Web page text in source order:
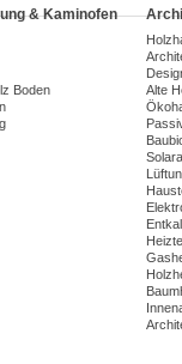
& Kaminofen
Boden
Alte